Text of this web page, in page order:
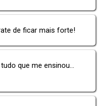
de ficar mais forte!
que me ensinou...